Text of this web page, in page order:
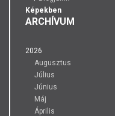
Képekben
ARCHÍVUM
2026
Augusztus
Július
Június
Máj
Április